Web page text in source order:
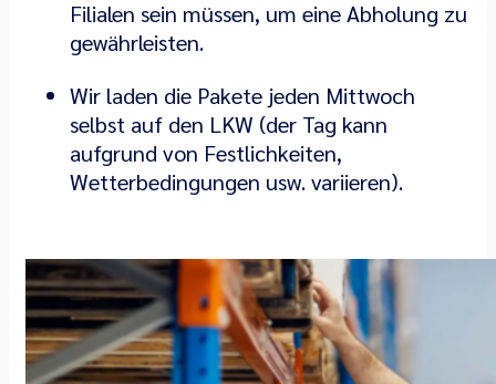
Filialen sein müssen, um eine Abholung zu
gewährleisten.
Wir laden die Pakete jeden Mittwoch
selbst auf den LKW (der Tag kann
aufgrund von Festlichkeiten,
Wetterbedingungen usw. variieren).